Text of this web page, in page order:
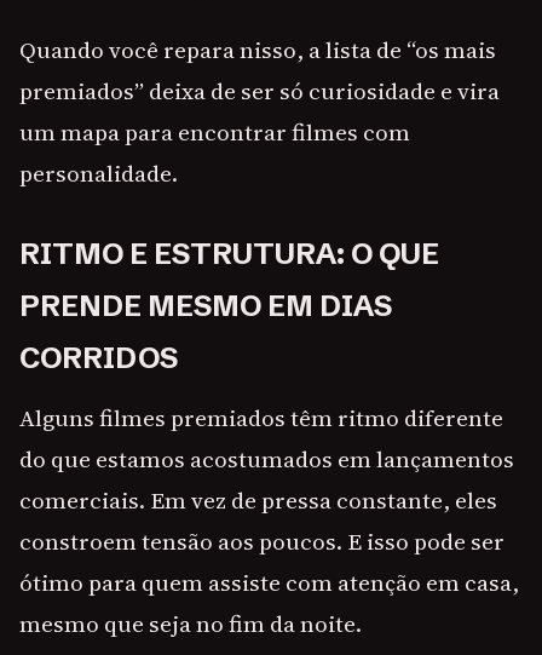
Quando você repara nisso, a lista de “os mais
premiados” deixa de ser só curiosidade e vira
um mapa para encontrar filmes com
personalidade.
RITMO E ESTRUTURA: O QUE
PRENDE MESMO EM DIAS
CORRIDOS
Alguns filmes premiados têm ritmo diferente
do que estamos acostumados em lançamentos
comerciais. Em vez de pressa constante, eles
constroem tensão aos poucos. E isso pode ser
ótimo para quem assiste com atenção em casa,
mesmo que seja no fim da noite.